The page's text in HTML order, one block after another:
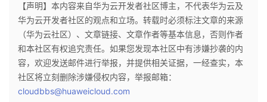
【声明】本内容来自华为云开发者社区博主，不代表华为云及
华为云开发者社区的观点和立场。转载时必须标注文章的来源
（华为云社区）、文章链接、文章作者等基本信息，否则作者
和本社区有权追究责任。如果您发现本社区中有涉嫌抄袭的内
容，欢迎发送邮件进行举报，并提供相关证据，一经查实，本
社区将立刻删除涉嫌侵权内容，举报邮箱：
cloudbbs@huaweicloud.com